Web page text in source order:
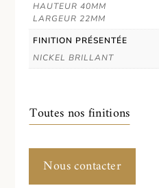
HAUTEUR 40MM
LARGEUR 22MM
FINITION PRÉSENTÉE
NICKEL BRILLANT
Toutes nos finitions
Nous contacter